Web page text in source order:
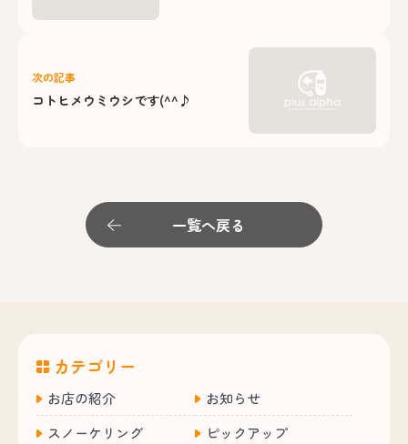
次の記事
コトヒメウミウシです(^^♪
一覧へ戻る
カテゴリー
お店の紹介
お知らせ
スノーケリング
ピックアップ